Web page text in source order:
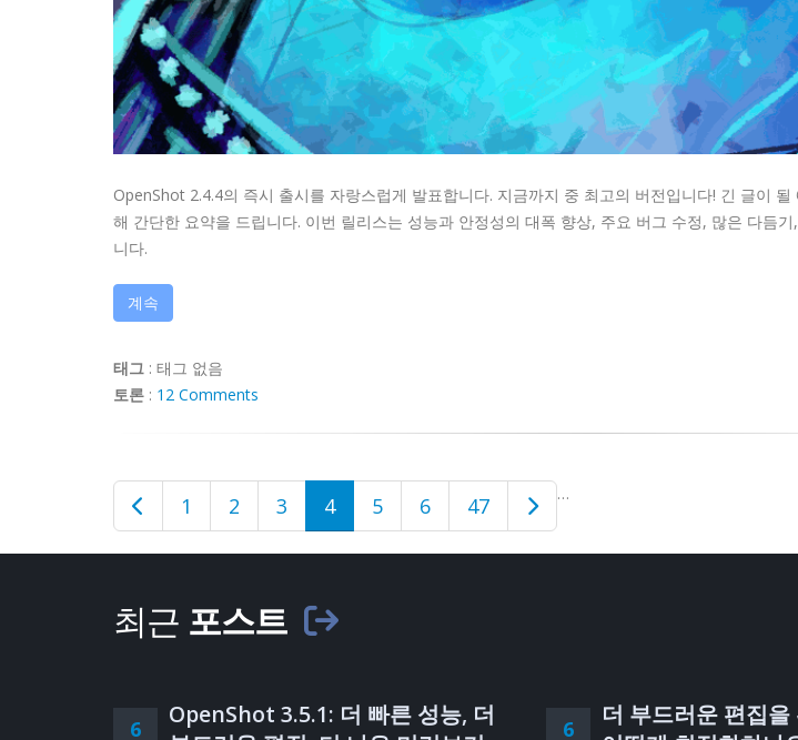
OpenShot 2.4.4의 즉시 출시를 자랑스럽게 발표합니다. 지금까지 중 최고의 버전입니다! 긴 글이
해 간단한 요약을 드립니다. 이번 릴리스는 성능과 안정성의 대폭 향상, 주요 버그 수정, 많은 다듬
니다.
계속
태그 : 태그 없음
토론 : 12 Comments
1 2 3 4 5 6 …
47
최근 포스트
6
OpenShot 3.5.1: 더 빠른 성능, 더
6
더 부드러운 편집